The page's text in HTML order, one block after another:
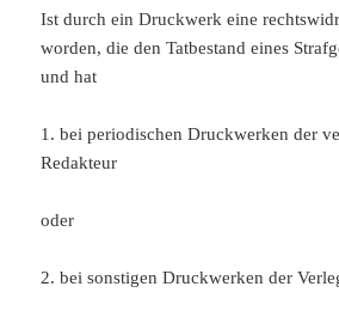
Ist durch ein Druckwerk eine
worden, die den Tatbestand eines
und hat
1. bei periodischen Druckwerken der
Redakteur
oder
2. bei sonstigen Druckwerken der